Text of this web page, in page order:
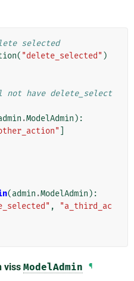
selected
( "delete_selected" )
not have delete_select
.ModelAdmin ):
(admin .ModelAdmin ):
,
"a_third_ac
viss ModelAdmin ¶